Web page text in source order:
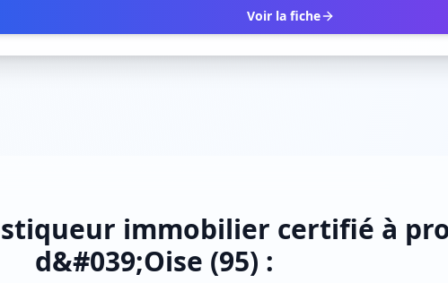
Voir la fiche
immobilier certifié à
d&#039;Oise (95) :